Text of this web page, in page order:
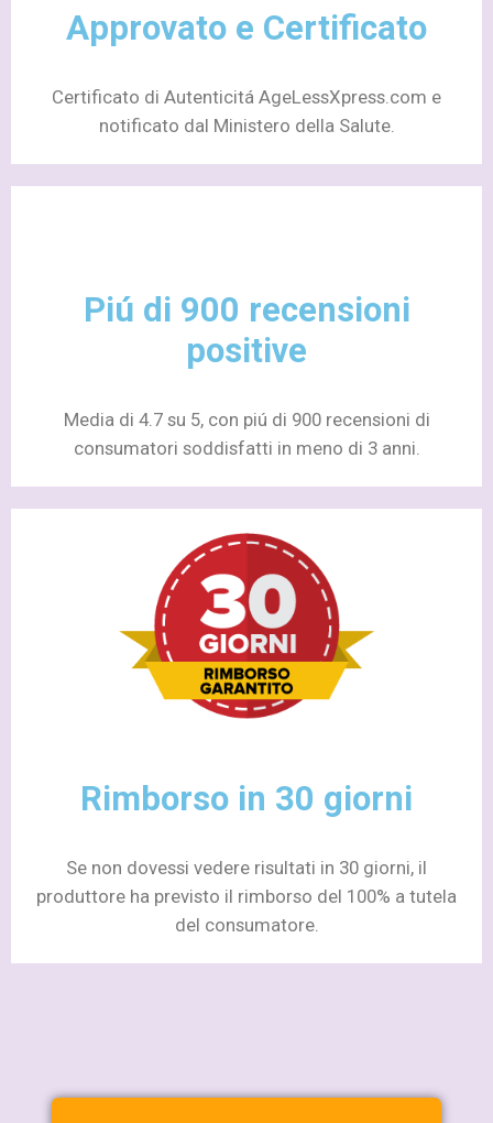
Approvato e Certificato
Certificato di Autenticitá AgeLessXpress.com e
notificato dal Ministero della Salute.
Piú di 900 recensioni
positive
Media di 4.7 su 5, con piú di 900 recensioni di
consumatori soddisfatti in meno di 3 anni.
Rimborso in 30 giorni
Se non dovessi vedere risultati in 30 giorni, il
produttore ha previsto il rimborso del 100% a tutela
del consumatore.